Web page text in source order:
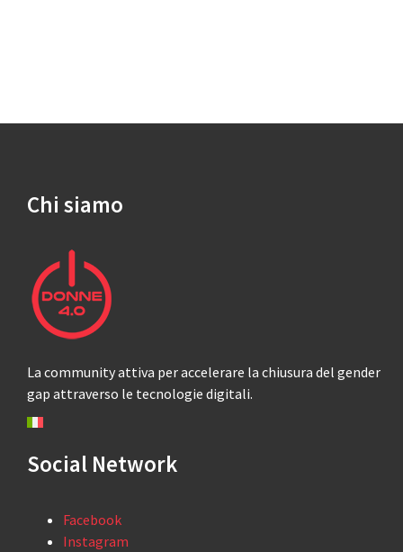
Chi siamo
La community attiva per accelerare la chiusura del gender
gap attraverso le tecnologie digitali.
Social Network
Facebook
Instagram